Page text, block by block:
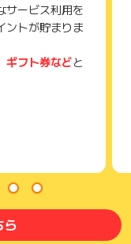
サービス利用を
ントが貯まりま
ギフト券などと
ら